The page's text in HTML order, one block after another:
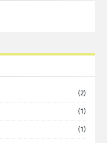
(2)
(1)
(1)